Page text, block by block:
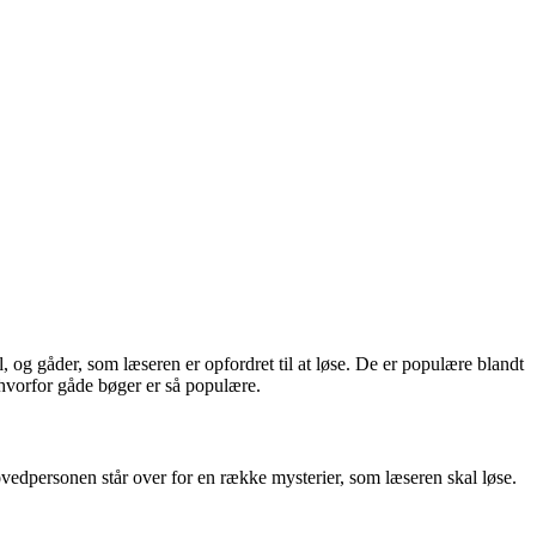
og gåder, som læseren er opfordret til at løse. De er populære blandt
gåde bøger er så populære.
står over for en række mysterier, som læseren skal løse.